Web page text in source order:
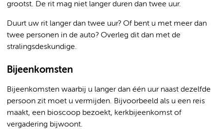
grootst. De rit mag niet langer duren dan twee uur.
Duurt uw rit langer dan twee uur? Of bent u met meer dan
twee personen in de auto? Overleg dit dan met de
stralingsdeskundige.
Bijeenkomsten
Bijeenkomsten waarbij u langer dan één uur naast dezelfde
persoon zit moet u vermijden. Bijvoorbeeld als u een reis
maakt, een bioscoop bezoekt, kerkbijeenkomst of
vergadering bijwoont.